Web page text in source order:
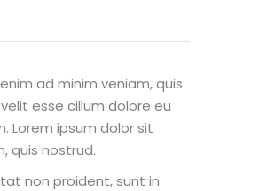
ad minim veniam, quis
esse cillum dolore eu
Lorem ipsum dolor sit
quis nostrud.
non proident, sunt in